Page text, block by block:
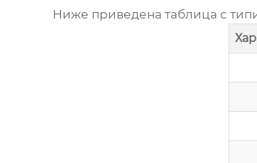
Ниже приведена таблица с